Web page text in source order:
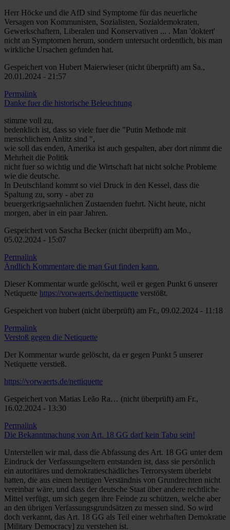
Herr Höcke und die AfD sind Symptome für das neuerliche
Versagen von Kommunisten, Sozialisten, Sozialdemokraten,
Gewerkschaftern, Liberalen und Konservativen ... . Man 'doktert'
nicht an Symptomen herum, sondern untersucht ordentlich, bis man
wirkliche Ursachen gefunden hat.
Gespeichert von Hubert Maierwieser (nicht überprüft) am Sa.,
20.01.2024 - 21:57
Permalink
Danke fuer die historische Beleuchtung
stimme voll zu,
bedenklich ist, dass so viele fuer die "Putin Methode mit
menschlichem Anlitz sind ",
wie soll das enden, Amerika ist auch gespalten, aber dort nimmt die
Mehrheit die Politik
nicht fuer so wichtig und die Wirtschaft hat nicht solche Probleme
wie die deutsche.
In Deutschland kommt so viel Druck in den Kessel, dass die
Spaltung zu, sorry - aber zu
beuergerkrigsaehnlichen Zustaenden fuehrt. Nicht heute, nicht
morgen, aber in ein paar Jahren.
Gespeichert von Sascha Becker (nicht überprüft) am Mo.,
05.02.2024 - 15:07
Permalink
Ändlich Kommentare die man Gut finden kann.
Dieser Kommentar wurde gelöscht, weil er gegen Punkt 6 unserer
Netiquette https://vorwaerts.de/nettiquette verstößt.
Gespeichert von hubert (nicht überprüft) am Fr., 09.02.2024 - 11:18
Permalink
Verstoß gegen die Netiquette
Der Kommentar wurde gelöscht, da er gegen Punkt 5 unserer
Netiquette verstieß.
https://vorwaerts.de/nettiquette
Gespeichert von Matias Leão Ra… (nicht überprüft) am Fr.,
16.02.2024 - 13:30
Permalink
Die Bekanntmachung von Art. 18 GG darf kein Tabu sein!
Unterstellen wir mal, dass die Abfassung des Art. 18 GG unter dem
Eindruck der Verfassungseltern entstanden ist, dass sie persönlich
ein autoritäres und demokratieschädliches Terrorsystem überlebt
hatten, die aus einem heutigen Verständnis von Grundrechten nicht
vereinbar wäre, und dass der deutsche Staat über andere rechtliche
Mittel verfügt, um sich gegen ihre Feinde zu schützen, welche aber
an den übrigen Verfassungsgrundsätzen zu messen sind. So wird
doch verkannt, das Art. 18 GG als Teil einer wehrhaften Demokratie
[Military Democracy] zu verstehen ist.